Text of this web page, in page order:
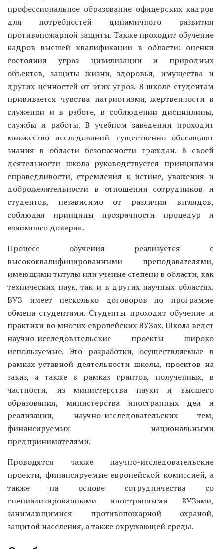
профессиональное образование офицерских кадров
для потребностей динамичного развития
противопожарной защиты. Также проходит обучение
кадров высшей квалификации в области: оценки
состояния угроз цивилизации и природных
объектов, защиты жизни, здоровья, имущества и
других ценностей от этих угроз. В школе студентам
прививается чувства патриотизма, жертвенности в
служении и в работе, в соблюдении дисциплины,
службы и работы. В учебном заведении проходит
множество исследований, существенно обогащают
знания в области безопасности граждан. В своей
деятельности школа руководствуется принципами
справедливости, стремления к истине, уважения и
доброжелательности в отношении сотрудников и
студентов, независимо от различия взглядов,
соблюдая принципы прозрачности процедур и
взаимного доверия.
Процесс обучения реализуется с
высококвалифицированными преподавателями,
имеющими титулы или ученые степени в области, как
технических наук, так и в других научных областях.
ВУЗ имеет несколько договоров по программе
обмена студентами. Студенты проходят обучение и
практики во многих европейских ВУЗах. Школа ведет
научно-исследовательские проекты широко
используемые. Это разработки, осуществляемые в
рамках уставной деятельности школы, проектов на
заказ, а также в рамках грантов, полученных, в
частности, из министерства науки и высшего
образования, министерства иностранных дел и
реализации, научно-исследовательских тем,
финансируемых национальными
предпринимателями.
Проводятся также научно-исследовательские
проекты, финансируемые европейской комиссией, а
также на основе сотрудничества со
специализированными иностранными ВУЗами,
занимающимися противопожарной охраной,
защитой населения, а также окружающей среды.